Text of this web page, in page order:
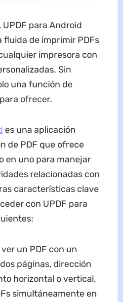
para Android
fluida de imprimir PDFs
impresora con
Sin
una función de
ofrecer.
es una aplicación
de PDF que ofrece
en uno para manejar
relacionadas con
características clave
con UPDF para
un PDF con un
páginas, dirección
horizontal o vertical,
simultáneamente en